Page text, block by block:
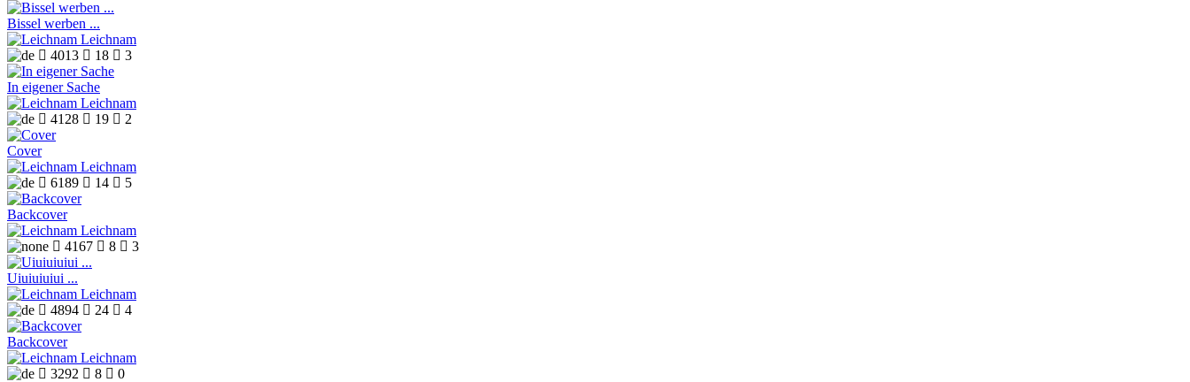
Bissel werben ...
Leichnam
 4013  18  3
In eigener Sache
Leichnam
 4128  19  2
Cover
Leichnam
 6189  14  5
Backcover
Leichnam
 4167  8  3
Uiuiuiuiui ...
Leichnam
 4894  24  4
Backcover
Leichnam
 3292  8  0